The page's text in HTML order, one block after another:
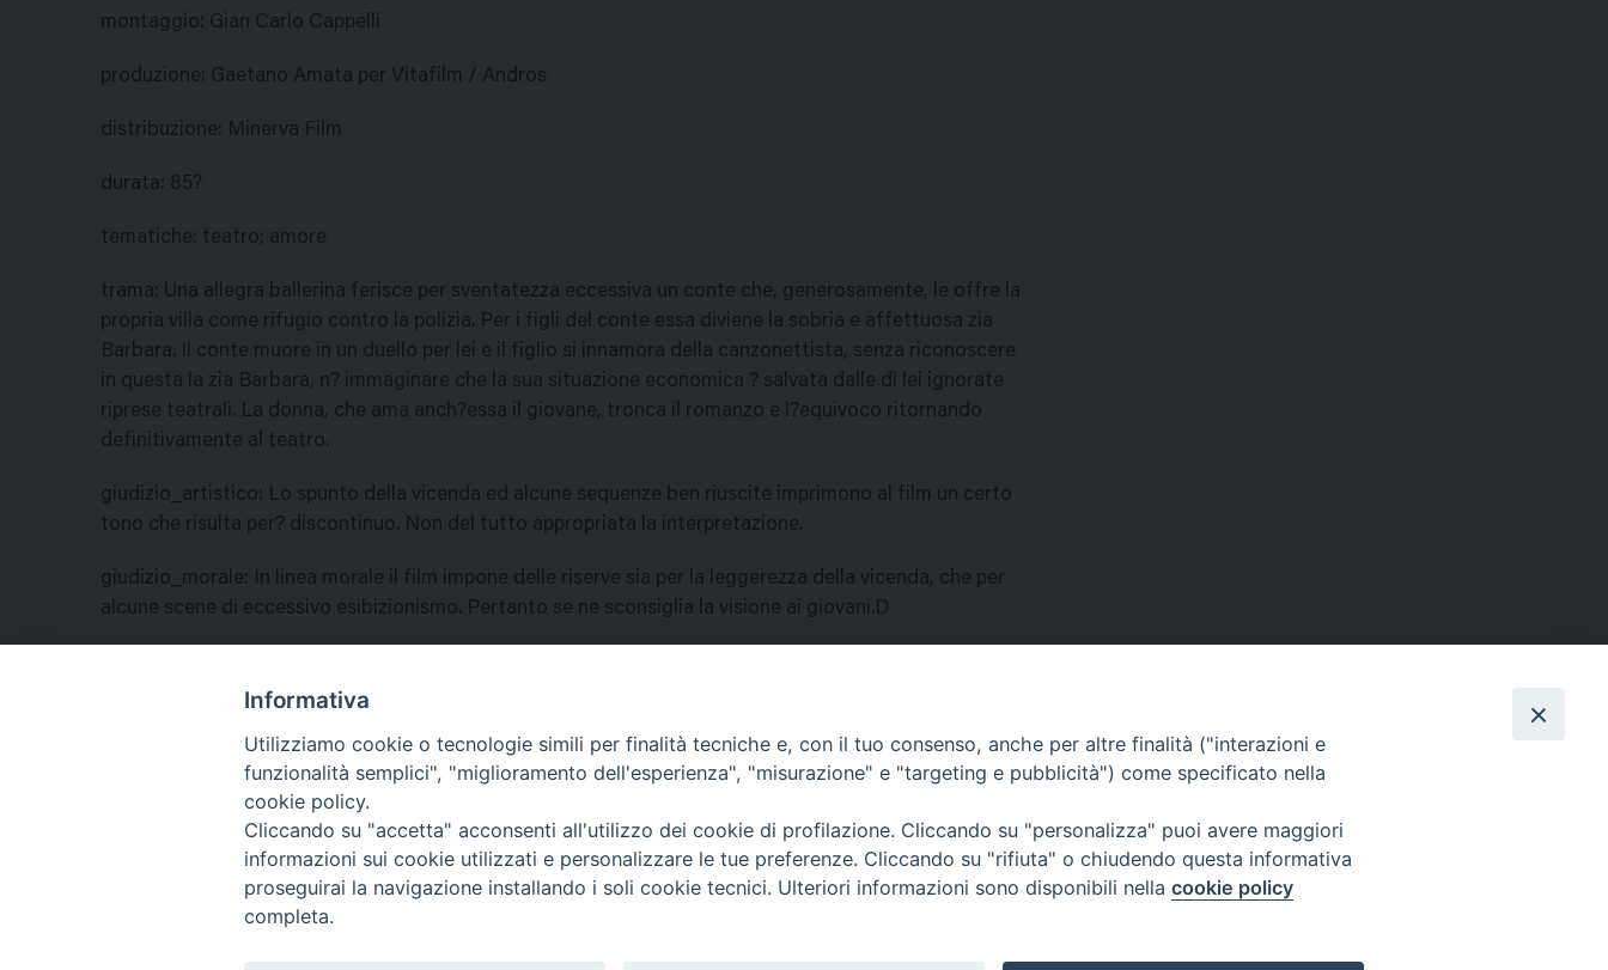
montaggio: Gian Carlo Cappelli
produzione: Gaetano Amata per Vitafilm / Andros
distribuzione: Minerva Film
durata: 85?
tematiche: teatro; amore
trama: Una allegra ballerina ferisce per sventatezza eccessiva un conte che, generosamente, le offre la
propria villa come rifugio contro la polizia. Per i figli del conte essa diviene la sobria e affettuosa zia
Barbara. Il conte muore in un duello per lei e il figlio si innamora della canzonettista, senza riconoscere
in questa la zia Barbara, n? immaginare che la sua situazione economica ? salvata dalle di lei ignorate
riprese teatrali. La donna, che ama anch?essa il giovane, tronca il romanzo e l?equivoco ritornando
definitivamente al teatro.
giudizio_artistico: Lo spunto della vicenda ed alcune sequenze ben riuscite imprimono al film un certo
tono che risulta per? discontinuo. Non del tutto appropriata la interpretazione.
giudizio_morale: In linea morale il film impone delle riserve sia per la leggerezza della vicenda, che per
alcune scene di eccessivo esibizionismo. Pertanto se ne sconsiglia la visione ai giovani.D
Contatti & Info
C.ne Aurelia, 50 – 00165 Roma Contatti
Credits
Scrivi a: cnvf@chiesacattolica.it
Privacy Policy
Informativa
Utilizziamo cookie o tecnologie simili per finalità tecniche e, con il tuo consenso, anche per altre finalità ("interazioni e
funzionalità semplici", "miglioramento dell'esperienza", "misurazione" e "targeting e pubblicità") come specificato nella
cookie policy.
Cliccando su "accetta" acconsenti all'utilizzo dei cookie di profilazione. Cliccando su "personalizza" puoi avere maggiori
informazioni sui cookie utilizzati e personalizzare le tue preferenze. Cliccando su "rifiuta" o chiudendo questa informativa
proseguirai la navigazione installando i soli cookie tecnici. Ulteriori informazioni sono disponibili nella cookie policy
completa.